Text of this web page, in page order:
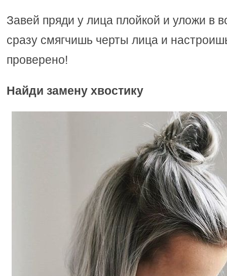
Завей пряди у лица плойкой и уложи в
сразу смягчишь черты лица и
проверено!
Найди замену хвостику